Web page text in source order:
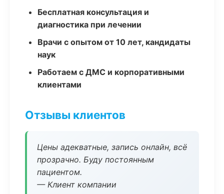
Бесплатная консультация и
диагностика при лечении
Врачи с опытом от 10 лет, кандидаты
наук
Работаем с ДМС и корпоративными
клиентами
Отзывы клиентов
Цены адекватные, запись онлайн, всё
прозрачно. Буду постоянным
пациентом.
— Клиент компании